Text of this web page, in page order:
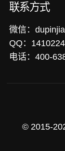
联系方式
微信：
QQ：
电话：400-
© 2015-